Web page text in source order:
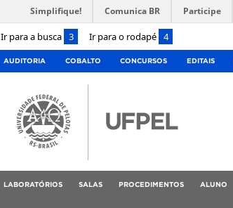
Ir para a busca 3 Ir para o rodapé 4
Simplifique! Comunica BR Participe
AUDITORIA COBALTO CONCURSOS EDITAIS
LABORATÓRIOS SALAS PROCEDIMENTOS ALUNO